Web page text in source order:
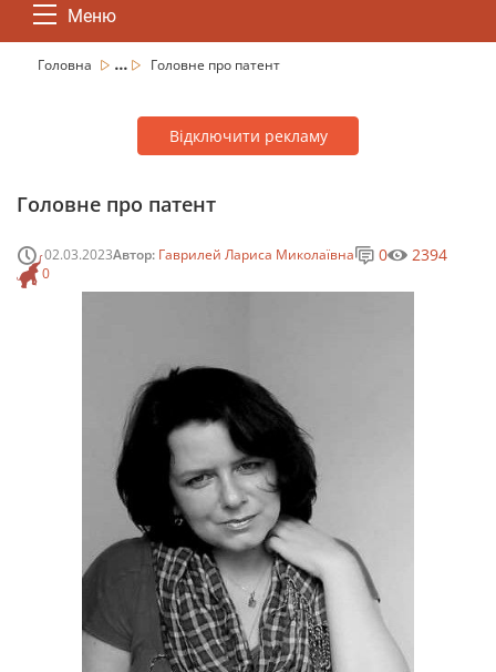
Меню
Головна ... Головне про патент
Відключити рекламу
Головне про патент
02.03.2023Автор: Гаврилей Лариса Миколаївна
0
0 2394